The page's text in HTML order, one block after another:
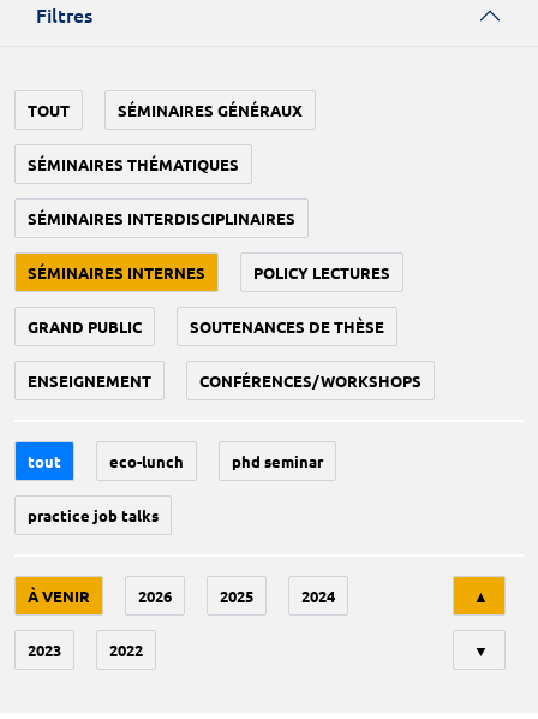
Filtres
TOUT SÉMINAIRES GÉNÉRAUX
SÉMINAIRES THÉMATIQUES
SÉMINAIRES INTERDISCIPLINAIRES
SÉMINAIRES INTERNES POLICY LECTURES
GRAND PUBLIC SOUTENANCES DE THÈSE
ENSEIGNEMENT CONFÉRENCES/WORKSHOPS
tout eco-lunch phd seminar
practice job talks
À VENIR 2026 2025 2024
2023 2022
▲
▼